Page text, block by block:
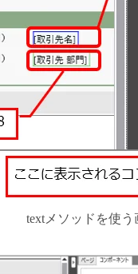
textメソッドを使